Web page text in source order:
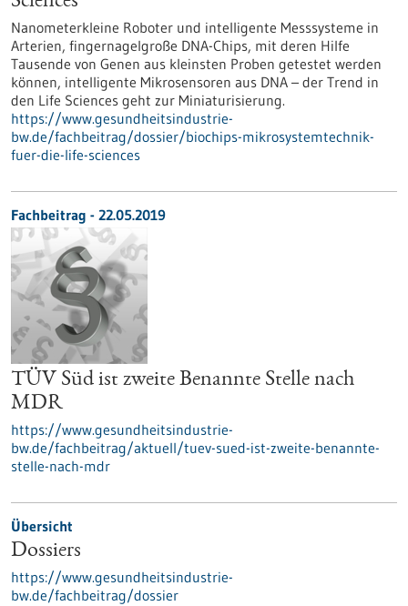
Nanometerkleine Roboter und intelligente Messsysteme in
Arterien, fingernagelgroße DNA-Chips, mit deren Hilfe
Tausende von Genen aus kleinsten Proben getestet werden
können, intelligente Mikrosensoren aus DNA – der Trend in
den Life Sciences geht zur Miniaturisierung.
https://www.gesundheitsindustrie-
bw.de/fachbeitrag/dossier/biochips-mikrosystemtechnik-
fuer-die-life-sciences
Fachbeitrag - 22.05.2019
TÜV Süd ist zweite Benannte Stelle nach
MDR
https://www.gesundheitsindustrie-
bw.de/fachbeitrag/aktuell/tuev-sued-ist-zweite-benannte-
stelle-nach-mdr
Übersicht
Dossiers
https://www.gesundheitsindustrie-
bw.de/fachbeitrag/dossier